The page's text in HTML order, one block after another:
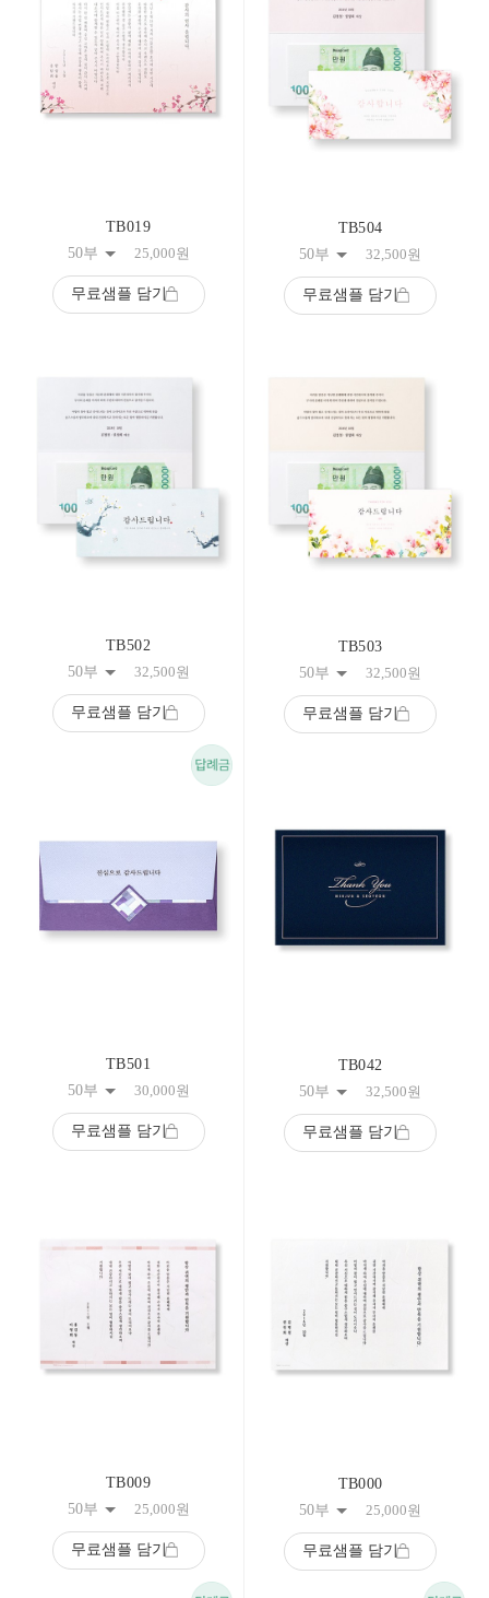
TB019
50부
25,000원
무료샘플 담기
TB504
50부
32,500원
무료샘플 담기
TB502
50부
32,500원
무료샘플 담기
TB503
50부
32,500원
무료샘플 담기
TB501
50부
30,000원
무료샘플 담기
TB042
50부
32,500원
무료샘플 담기
TB009
50부
25,000원
무료샘플 담기
TB000
50부
25,000원
무료샘플 담기